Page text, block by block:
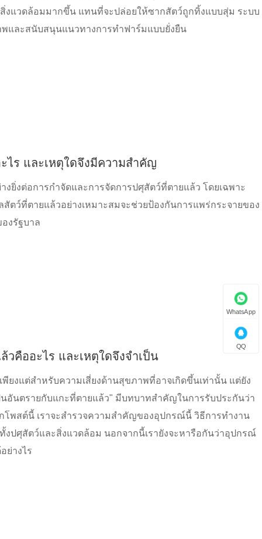
งแวดล้อมมากขึ้น แทนที่จะปล่อยให้ซากสัตว์ถูกทิ้งแบบสุ่ม ระบบ
และสนับสนุนแนวทางการทำฟาร์มแบบยั่งยืน
ร และเหตุใดจึงมีความสำคัญ
งต่อการกำจัดและการจัดการปศุสัตว์ที่ตายแล้ว โดยเฉพาะ
ว์ที่ตายแล้วอย่างเหมาะสมจะช่วยป้องกันการแพร่กระจายของ
งรัฐบาล
คืออะไร และเหตุใดจึงจำเป็น
งแต่สำหรับความเสี่ยงด้านสุขภาพที่อาจเกิดขึ้นเท่านั้น แต่ยัง
อันตรายกับแกะที่ตายแล้ว" มีบทบาทสำคัญในการรับประกันว่า
พสต์นี้ เราจะสำรวจความสำคัญของอุปกรณ์นี้ วิธีการทำงาน
ปศุสัตว์และสิ่งแวดล้อม นอกจากนี้เรายังจะหารือกันว่าอุปกรณ์
ย่างไร
WhatsApp
QQ